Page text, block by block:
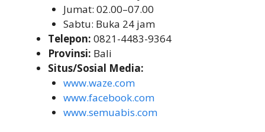
Jumat: 02.00–07.00
Sabtu: Buka 24 jam
Telepon: 0821-4483-9364
Provinsi: Bali
Situs/Sosial Media:
www.waze.com
www.facebook.com
www.semuabis.com